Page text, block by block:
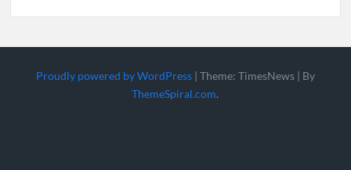
Proudly powered by WordPress | Theme: TimesNews | By
ThemeSpiral.com.